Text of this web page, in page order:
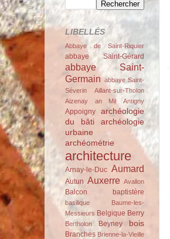
LIBELLÉS
Abbaye de Saint-Riquier
abbaye Saint-Gérard
abbaye Saint-
Germain abbaye Saint-
Séverin
Aillant-sur-Tholon
Aizenay
an Mil Antigny
Appoigny
archéologie
du bâti
archéologie
urbaine
archéométrie
architecture
Arnay-le-Duc Aumard
Autun Auxerre Avallon
Balcon baptistère
basilique
Baume-les-
Messieurs Belgique Berry
Bertholon Beyney bois
Branches Brienne-la-Vieille